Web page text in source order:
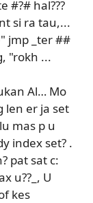
#?# hal???
si ra tau,...
jmp _ter ##
"rokh ...
Al… Mo
len er ja set
mas p u
index set? .
pat sat c:
u??_, U
kes